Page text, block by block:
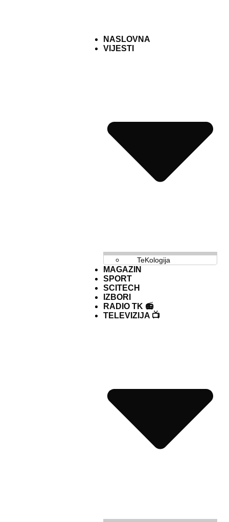
NASLOVNA
VIJESTI
TeKologija
MAGAZIN
SPORT
SCITECH
IZBORI
RADIO TK 📻
TELEVIZIJA 📺